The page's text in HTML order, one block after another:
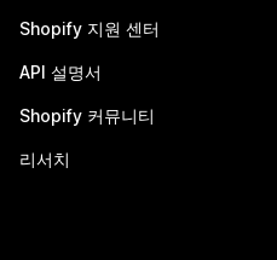
Shopify 지원 센터
API 설명서
Shopify 커뮤니티
리서치